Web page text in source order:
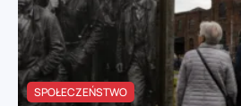
SPOŁECZEŃSTWO